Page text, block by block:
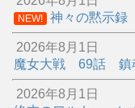
NEW! 神々の黙示
2026年8月1日
魔女大戦 69話 鎮
2026年8月1日